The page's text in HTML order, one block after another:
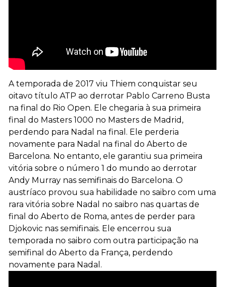
A temporada de 2017 viu Thiem conquistar seu
oitavo título ATP ao derrotar Pablo Carreno Busta
na final do Rio Open. Ele chegaria à sua primeira
final do Masters 1000 no Masters de Madrid,
perdendo para Nadal na final. Ele perderia
novamente para Nadal na final do Aberto de
Barcelona. No entanto, ele garantiu sua primeira
vitória sobre o número 1 do mundo ao derrotar
Andy Murray nas semifinais do Barcelona. O
austríaco provou sua habilidade no saibro com uma
rara vitória sobre Nadal no saibro nas quartas de
final do Aberto de Roma, antes de perder para
Djokovic nas semifinais. Ele encerrou sua
temporada no saibro com outra participação na
semifinal do Aberto da França, perdendo
novamente para Nadal.